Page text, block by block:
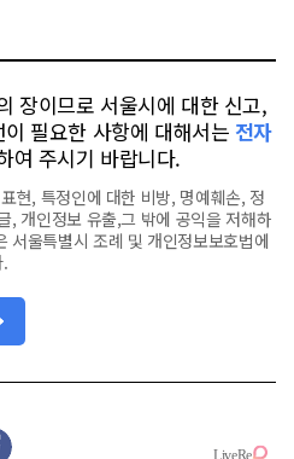
장이므로 서울시에 대한 신고,
필요한 사항에 대해서는 전자
여 주시기 바랍니다.
현, 특정인에 대한 비방, 명예훼손, 정
, 개인정보 유출,그 밖에 공익을 저해하
서울특별시 조례 및 개인정보보호법에